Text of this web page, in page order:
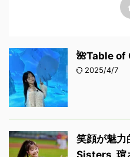
🌺Table of
2025/4/7
笑顔が魅